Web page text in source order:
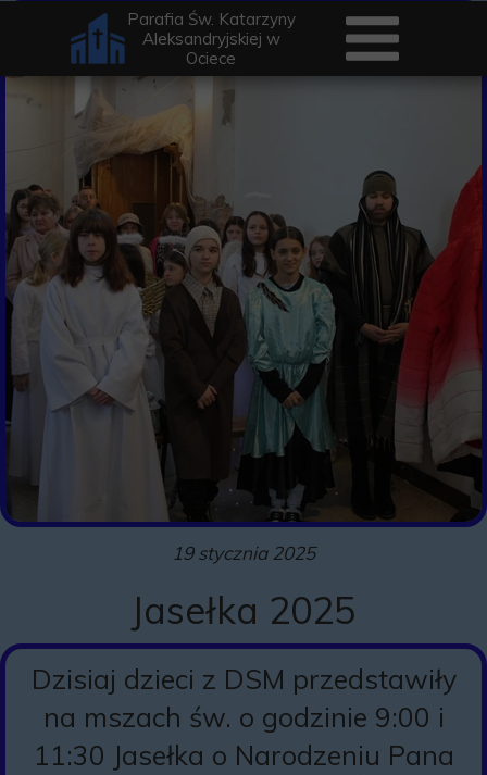
Parafia Św. Katarzyny
Aleksandryjskiej w
Ociece
19 stycznia 2025
Jasełka 2025
Dzisiaj dzieci z DSM przedstawiły
na mszach św. o godzinie 9:00 i
11:30 Jasełka o Narodzeniu Pana